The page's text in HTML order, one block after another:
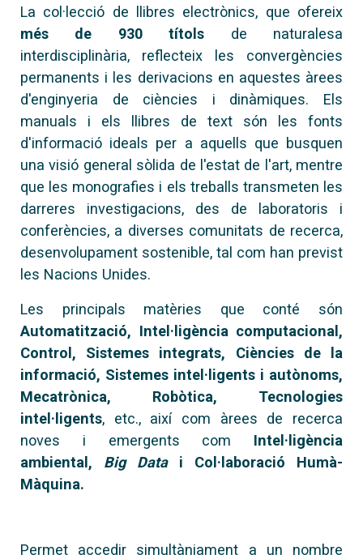
La col·lecció de llibres electrònics, que ofereix
més de 930 títols de naturalesa
interdisciplinària, reflecteix les convergències
permanents i les derivacions en aquestes àrees
d'enginyeria de ciències i dinàmiques. Els
manuals i els llibres de text són les fonts
d'informació ideals per a aquells que busquen
una visió general sòlida de l'estat de l'art, mentre
que les monografies i els treballs transmeten les
darreres investigacions, des de laboratoris i
conferències, a diverses comunitats de recerca,
desenvolupament sostenible, tal com han previst
les Nacions Unides.
Les principals matèries que conté són
Automatització, Intel·ligència computacional,
Control, Sistemes integrats, Ciències de la
informació, Sistemes intel·ligents i autònoms,
Mecatrònica, Robòtica, Tecnologies
intel·ligents, etc., així com àrees de recerca
noves i emergents com Intel·ligència
ambiental, Big Datai Col·laboració Humà-
Màquina.
Permet accedir simultàniament a un nombre